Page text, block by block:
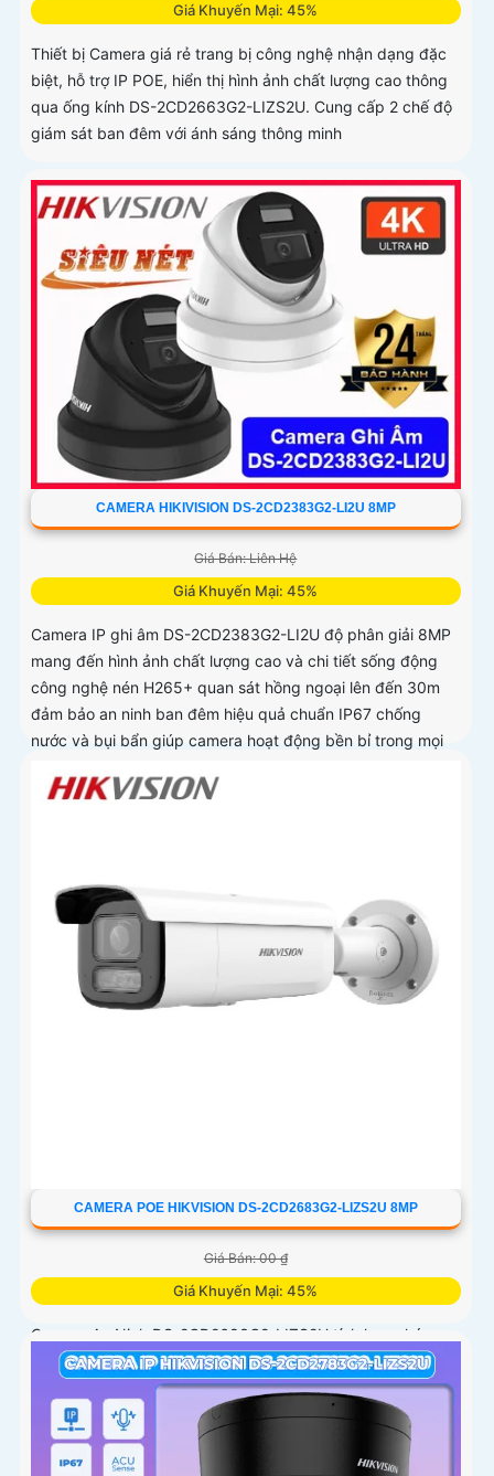
Giá Khuyến Mại: 45%
Thiết bị Camera giá rẻ trang bị công nghệ nhận dạng đặc
biệt, hỗ trợ IP POE, hiển thị hình ảnh chất lượng cao thông
qua ống kính DS-2CD2663G2-LIZS2U. Cung cấp 2 chế độ
giám sát ban đêm với ánh sáng thông minh
CAMERA HIKIVISION DS-2CD2383G2-LI2U 8MP
Giá Bán: Liên Hệ
Giá Khuyến Mại: 45%
Camera IP ghi âm DS-2CD2383G2-LI2U độ phân giải 8MP
mang đến hình ảnh chất lượng cao và chi tiết sống động
công nghệ nén H265+ quan sát hồng ngoại lên đến 30m
đảm bảo an ninh ban đêm hiệu quả chuẩn IP67 chống
nước và bụi bẩn giúp camera hoạt động bền bỉ trong mọi
CAMERA POE HIKVISION DS-2CD2683G2-LIZS2U 8MP
Giá Bán: 00 ₫
Giá Khuyến Mại: 45%
Camera An Ninh DS-2CD2683G2-LIZS2U tích hợp chức
năng Thu Âm và Phát hiện chuyển động, Chống Ngược
Sáng DWDR 150db, hình ảnh rõ dù ở đâu, dành cho các
công trình chuyên dụng. Công nghệ H.265+/H